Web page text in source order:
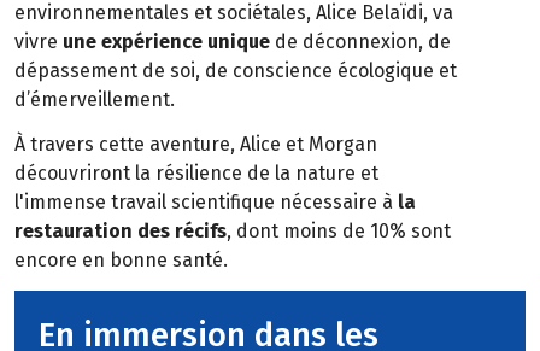
environnementales et sociétales, Alice Belaïdi, va
vivre une expérience unique de déconnexion, de
dépassement de soi, de conscience écologique et
d’émerveillement.
À travers cette aventure, Alice et Morgan
découvriront la résilience de la nature et
l'immense travail scientifique nécessaire à la
restauration des récifs, dont moins de 10% sont
encore en bonne santé.
En immersion dans les